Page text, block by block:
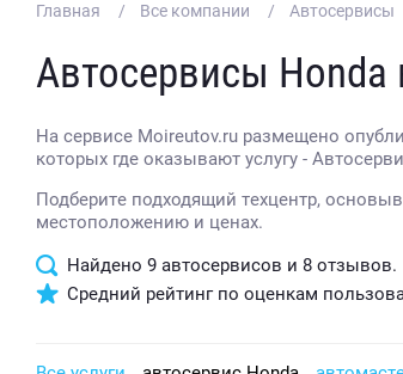
Главная Все компании Автосервисы
Автосервисы Honda
На сервисе Moireutov.ru размещено
которых где оказывают услугу -
Подберите подходящий техцентр,
местоположению и ценах.
Найдено 9 автосервисов и 8 отзывов.
Средний рейтинг по оценкам